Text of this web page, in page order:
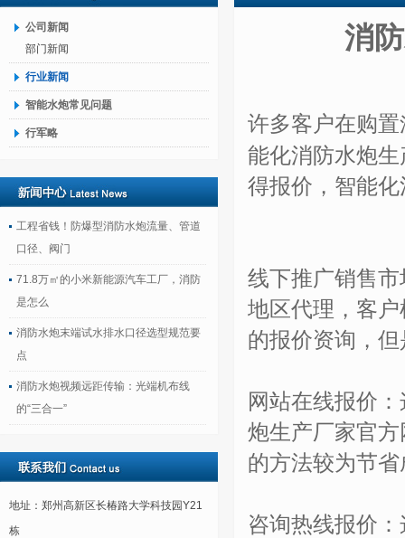
公司新闻
部门新闻
行业新闻
智能水炮常见问题
行军略
工程省钱！防爆型消防水炮流量、管道
口径、阀门
71.8万㎡的小米新能源汽车工厂，消防
是怎么
消防水炮末端试水排水口径选型规范要
点
消防水炮视频远距传输：光端机布线
的“三合一”
地址：郑州高新区长椿路大学科技园Y21
栋
消
许多客户在购置
能化消防水炮
得报价，智能
线下推广销售
地区代理，客
的报价资询，
网站在线报价
炮生产厂家官
的方法较为节
咨询热线报价